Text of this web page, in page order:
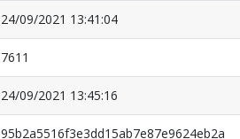
24/09/2021 13:41:04
7611
24/09/2021 13:45:16
95b2a5516f3e3dd15ab7e87e9624eb2a